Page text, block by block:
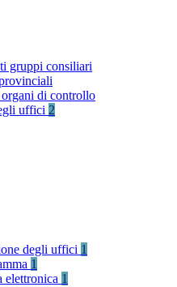
gruppi consiliari
di controllo
uffici 2
degli uffici 1
1
elettronica 1